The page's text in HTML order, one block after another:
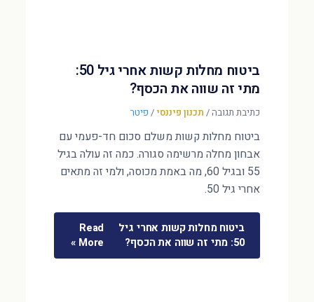
ביטוח מחלות קשות אחרי גיל 50:
מתי זה שווה את הכסף?
כתיבת תגובה/ תכנון פיננסי/ פיטר
ביטוח מחלות קשות משלם סכום חד-פעמי עם
אבחון מחלה מרשימה סגורה. כמה זה עולה בגיל
55 ובגיל 60, מה באמת מכוסה, ולמי זה מתאים
אחרי גיל 50.
ביטוח מחלות קשות אחרי גיל
50: מתי זה שווה את הכסף?
Read
More »